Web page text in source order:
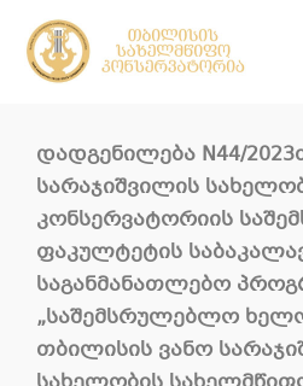
დადგენილება N44/
სარაჯიშვილის
კონსერვატორიის
ფაკულტეტის
საგანმანათლებო
„საშემსრულებლო
თბილისის ვანო